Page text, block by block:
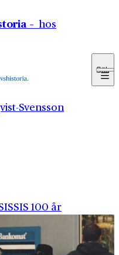
– hos
Sök
Svensson
SIS 100 år